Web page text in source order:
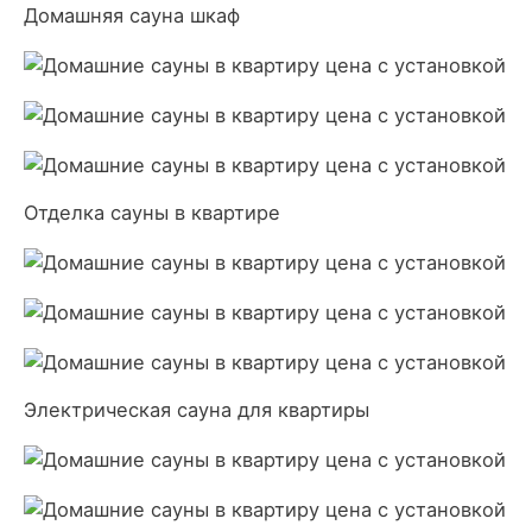
Домашняя сауна шкаф
Отделка сауны в квартире
Электрическая сауна для квартиры